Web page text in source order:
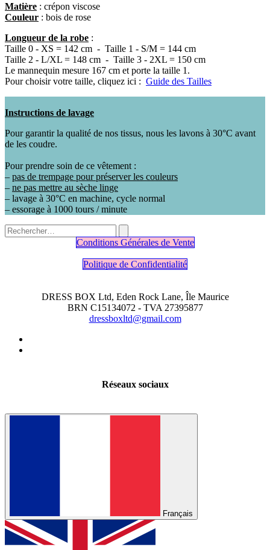
Matière : crépon viscose
Couleur : bois de rose
Longueur de la robe :
Taille 0 - XS = 142 cm - Taille 1 - S/M = 144 cm
Taille 2 - L/XL = 148 cm - Taille 3 - 2XL = 150 cm
Le mannequin mesure 167 cm et porte la taille 1.
Pour choisir votre taille, cliquez ici : Guide des Tailles
Instructions de lavage
Pour garantir la qualité de nos tissus, nous les lavons à 30°C avant
de les coudre.
Pour prendre soin de ce vêtement :
– pas de trempage pour préserver les couleurs
– ne pas mettre au sèche linge
– lavage à 30°C en machine, cycle normal
– essorage à 1000 tours / minute
Conditions Générales de Vente
Politique de Confidentialité
DRESS BOX Ltd, Eden Rock Lane, Île Maurice
BRN C15134072 - TVA 27395877
dressboxltd@gmail.com
Réseaux sociaux
Français